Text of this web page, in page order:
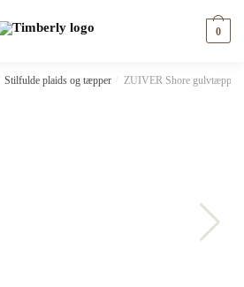
0
Stilfulde plaids og tæpper ZUIVER Shore gulvtæppe,